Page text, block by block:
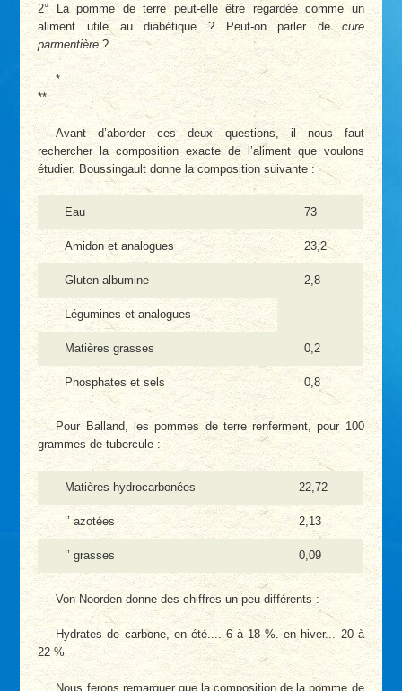
2° La pomme de terre peut-elle être regardée comme un
aliment utile au diabétique ? Peut-on parler decure
parmentière ?
*
**
Avant d’aborder ces deux questions, il nous faut
rechercher la composition exacte de l’aliment que voulons
étudier. Boussingault donne la composition suivante :
Eau 73
Amidon et analogues 23,2
Gluten albumine 2,8
Légumines et analogues
Matières grasses 0,2
Phosphates et sels 0,8
Pour Balland, les pommes de terre renferment, pour 100
grammes de tubercule :
Matières hydrocarbonées 22,72
’’ azotées 2,13
’’ grasses 0,09
Von Noorden donne des chiffres un peu différents :
Hydrates de carbone, en été.... 6 à 18 %. en hiver... 20 à
22 %
Nous ferons remarquer que la composition de la pomme de